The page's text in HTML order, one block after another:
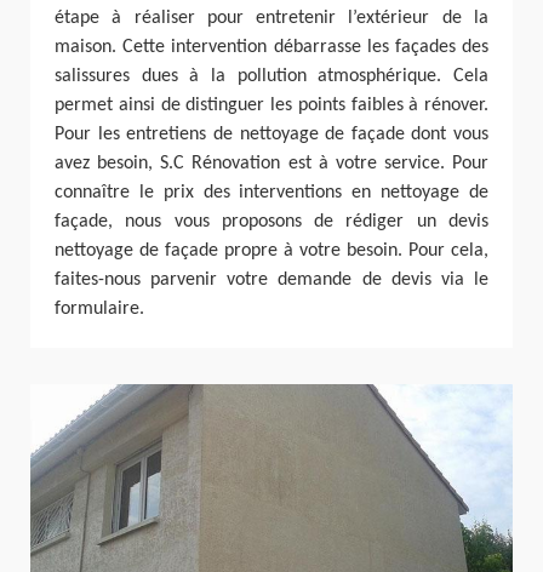
étape à réaliser pour entretenir l’extérieur de la
maison. Cette intervention débarrasse les façades des
salissures dues à la pollution atmosphérique. Cela
permet ainsi de distinguer les points faibles à rénover.
Pour les entretiens de nettoyage de façade dont vous
avez besoin, S.C Rénovation est à votre service. Pour
connaître le prix des interventions en nettoyage de
façade, nous vous proposons de rédiger un devis
nettoyage de façade propre à votre besoin. Pour cela,
faites-nous parvenir votre demande de devis via le
formulaire.